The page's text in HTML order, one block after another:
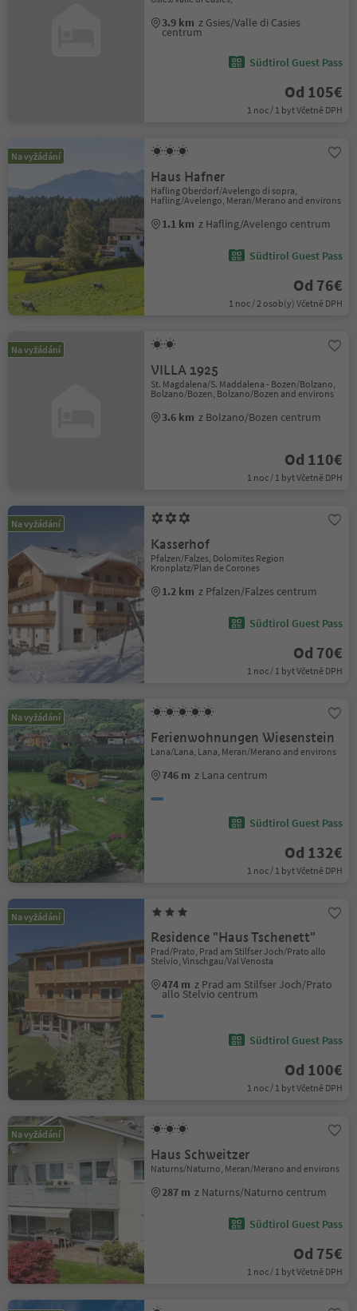
3.9 km z Gsies/Valle di Casies
centrum
Südtirol Guest Pass
Od 105€
1 noc / 1 byt Včetně DPH
Na vyžádání
Haus Hafner
Hafling Oberdorf/Avelengo di sopra,
Hafling/Avelengo, Meran/Merano and environs
1.1 km z Hafling/Avelengo centrum
Südtirol Guest Pass
Od 76€
1 noc / 2 osob(y) Včetně DPH
Na vyžádání
VILLA 1925
St. Magdalena/S. Maddalena - Bozen/Bolzano,
Bolzano/Bozen, Bolzano/Bozen and environs
3.6 km z Bolzano/Bozen centrum
Od 110€
1 noc / 1 byt Včetně DPH
Na vyžádání
Kasserhof
Pfalzen/Falzes, Dolomites Region
Kronplatz/Plan de Corones
1.2 km z Pfalzen/Falzes centrum
Südtirol Guest Pass
Od 70€
1 noc / 1 byt Včetně DPH
Na vyžádání
Ferienwohnungen Wiesenstein
Lana/Lana, Lana, Meran/Merano and environs
746 m z Lana centrum
Südtirol Guest Pass
Od 132€
1 noc / 1 byt Včetně DPH
Na vyžádání
Residence "Haus Tschenett"
Prad/Prato, Prad am Stilfser Joch/Prato allo
Stelvio, Vinschgau/Val Venosta
474 m z Prad am Stilfser Joch/Prato
allo Stelvio centrum
Südtirol Guest Pass
Od 100€
1 noc / 1 byt Včetně DPH
Na vyžádání
Haus Schweitzer
Naturns/Naturno, Meran/Merano and environs
287 m z Naturns/Naturno centrum
Südtirol Guest Pass
Od 75€
1 noc / 1 byt Včetně DPH